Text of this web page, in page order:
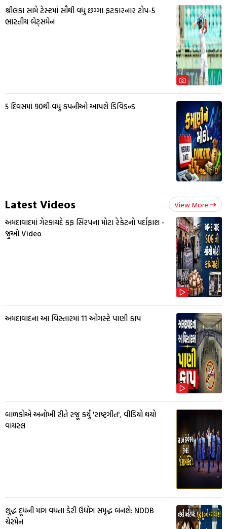
શ્રીલંકા સામે ટેસ્ટમાં સૌથી વધુ છગ્ગા ફટકારનાર ટોપ-5
ભારતીય બેટ્સમેન
5 દિવસમાં 90થી વધુ કંપનીઓ આપશે ડિવિડન્ડ
Latest Videos View More
અમદાવાદમાં ગેરકાયદે કફ સિરપના મોટા રેકેટનો પર્દાફાશ -
જુઓ Video
અમદાવાદના આ વિસ્તારમાં 11 ઓગસ્ટે પાણી કાપ
બાળકોએ અનોખી રીતે રજૂ કર્યું 'રાષ્ટ્રગીત', વીડિયો થયો
વાયરલ
શુદ્ધ દૂધની માંગ વધતા ડેરી ઉદ્યોગ સમૃદ્ધ બનશે: NDDB
ચેરમેન